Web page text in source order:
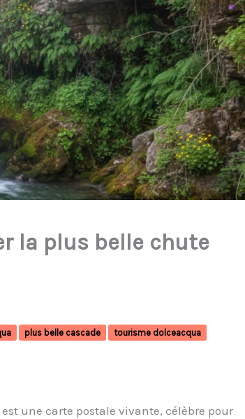
la plus belle chute
plus belle cascade tourisme dolceacqua
une carte postale vivante, célèbre pour